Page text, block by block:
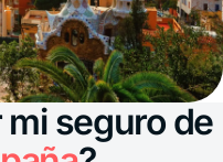
seguro de